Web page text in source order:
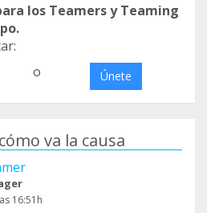
los Teamers y Teaming
o Únete
va la causa
16:51h